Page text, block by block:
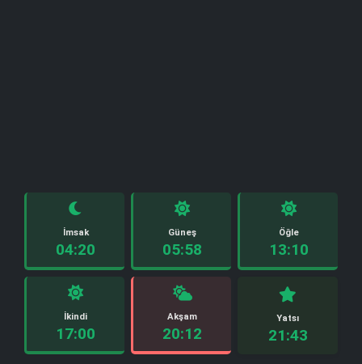
İmsak
04:20
Güneş
05:58
Öğle
13:10
İkindi
17:00
Akşam
20:12
Yatsı
21:43